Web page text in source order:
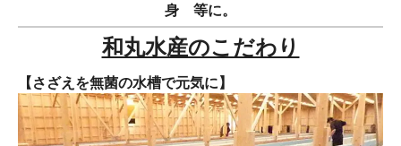
身 等に。
和丸水産のこだわり
【さざえを無菌の水槽で元気に】